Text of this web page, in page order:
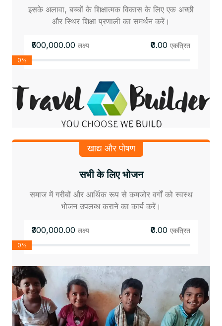
इसके अलावा, बच्चों के शिक्षात्मक विकास के लिए एक अच्छी
और स्थिर शिक्षा प्रणाली का समर्थन करें।
₹500,000.00 लक्ष्य ₹0.00 एकत्रित
0%
खाद्य और पोषण
सभी के लिए भोजन
समाज में गरीबों और आर्थिक रूप से कमजोर वर्गों को स्वस्थ
भोजन उपलब्ध कराने का कार्य करें।
₹300,000.00 लक्ष्य ₹0.00 एकत्रित
0%